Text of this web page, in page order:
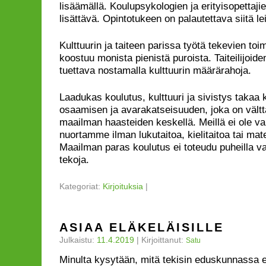
lisäämällä. Koulupsykologien ja
lisättävä. Opintotukeen on palautettava siitä
Kulttuurin ja taiteen parissa työtä tekevien
koostuu monista pienistä puroista.
tuettava nostamalla kulttuurin määrärahoja.
Laadukas koulutus, kulttuuri ja sivistys takaa
osaamisen ja avarakatseisuuden, joka on
maailman haasteiden keskellä. Meillä ei ole
nuortamme ilman lukutaitoa, kielitaitoa tai
Maailman paras koulutus ei toteudu puheilla
tekoja.
Kategoriat: Kirjoituksia |
ASIAA ELÄKELÄISILLE
Julkaistu: 11.4.2019 | Kirjoittanut: Satu
Minulta kysytään, mitä tekisin eduskunnassa